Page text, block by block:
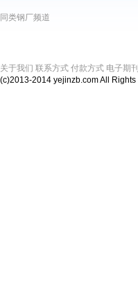
同类钢厂频道
关于我们 联系方式 付款方式 电子期刊
(c)2013-2014 yejinzb.com All